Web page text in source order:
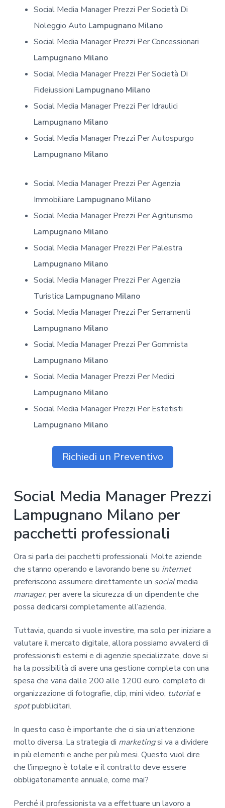
Social Media Manager Prezzi Per Società Di
Noleggio Auto Lampugnano Milano
Social Media Manager Prezzi Per Concessionari
Lampugnano Milano
Social Media Manager Prezzi Per Società Di
Fideiussioni Lampugnano Milano
Social Media Manager Prezzi Per Idraulici
Lampugnano Milano
Social Media Manager Prezzi Per Autospurgo
Lampugnano Milano
Social Media Manager Prezzi Per Agenzia
Immobiliare Lampugnano Milano
Social Media Manager Prezzi Per Agriturismo
Lampugnano Milano
Social Media Manager Prezzi Per Palestra
Lampugnano Milano
Social Media Manager Prezzi Per Agenzia
Turistica Lampugnano Milano
Social Media Manager Prezzi Per Serramenti
Lampugnano Milano
Social Media Manager Prezzi Per Gommista
Lampugnano Milano
Social Media Manager Prezzi Per Medici
Lampugnano Milano
Social Media Manager Prezzi Per Estetisti
Lampugnano Milano
Richiedi un Preventivo
Social Media Manager Prezzi
Lampugnano Milano per
pacchetti professionali
Ora si parla dei pacchetti professionali. Molte aziende
che stanno operando e lavorando bene su internet
preferiscono assumere direttamente un socialmedia
manager, per avere la sicurezza di un dipendente che
possa dedicarsi completamente all’azienda.
Tuttavia, quando si vuole investire, ma solo per iniziare a
valutare il mercato digitale, allora possiamo avvalerci di
professionisti esterni e di agenzie specializzate, dove si
ha la possibilità di avere una gestione completa con una
spesa che varia dalle 200 alle 1200 euro, completo di
organizzazione di fotografie, clip, mini video, tutoriale
spotpubblicitari.
In questo caso è importante che ci sia un’attenzione
molto diversa. La strategia di marketingsi va a dividere
in più elementi e anche per più mesi. Questo vuol dire
che l’impegno è totale e il contratto deve essere
obbligatoriamente annuale, come mai?
Perché il professionista va a effettuare un lavoro a